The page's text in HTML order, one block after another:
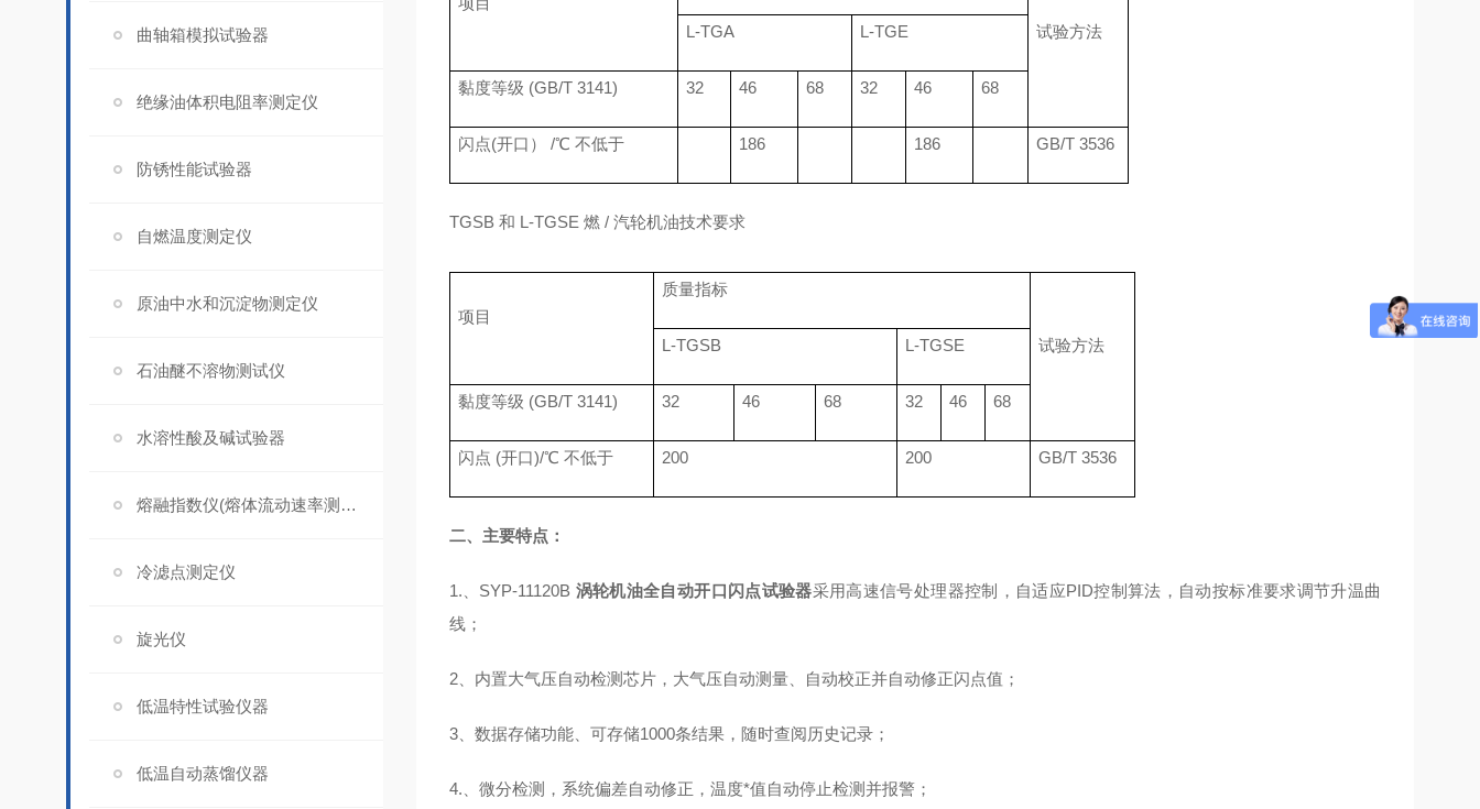
曲轴箱模拟试验器
绝缘油体积电阻率测定仪
防锈性能试验器
自燃温度测定仪
原油中水和沉淀物测定仪
石油醚不溶物测试仪
水溶性酸及碱试验器
熔融指数仪(熔体流动速率测定仪)
冷滤点测定仪
旋光仪
低温特性试验仪器
低温自动蒸馏仪器
试验方法
L-TGA L-TGE
黏度等级 (GB/T 3141) 32 46 68 32 46 68
闪点(开口） /℃ 不低于 186 186 GB/T 3536
TGSB 和 L-TGSE 燃 / 汽轮机油技术要求
项目
质量指标
试验方法
L-TGSB L-TGSE
黏度等级 (GB/T 3141) 32 46 68 32 46 68
闪点 (开口)/℃ 不低于 200 200 GB/T 3536
二、主要特点：
1.、SYP-11120B 涡轮机油全自动开口闪点试验器采用高速信号处理器控制，自适应PID控制算法，自动按标准要求调节升温曲
线；
2、内置大气压自动检测芯片，大气压自动测量、自动校正并自动修正闪点值；
3、数据存储功能、可存储1000条结果，随时查阅历史记录；
4.、微分检测，系统偏差自动修正，温度*值自动停止检测并报警；